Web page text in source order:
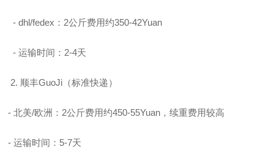
- dhl/fedex：2公斤费用约350-42Yuan
- 运输时间：2-4天
2. 顺丰GuoJi（标准快递）
- 北美/欧洲：2公斤费用约450-55Yuan，续重费用较高
- 运输时间：5-7天